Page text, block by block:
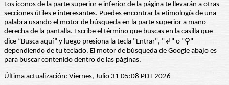
Los iconos de la parte superior e inferior de la página te llevarán a otras
secciones útiles e interesantes. Puedes encontrar la etimología de una
palabra usando el motor de búsqueda en la parte superior a mano
derecha de la pantalla. Escribe el término que buscas en la casilla que
dice “Busca aquí” y luego presiona la tecla "Entrar", "↲" o "⚲"
dependiendo de tu teclado. El motor de búsqueda de Google abajo es
para buscar contenido dentro de las páginas.
Última actualización: Viernes, Julio 31 05:08 PDT 2026